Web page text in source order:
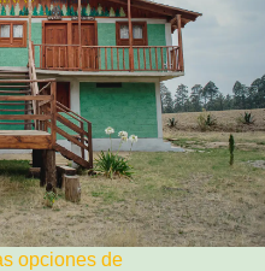
opciones de